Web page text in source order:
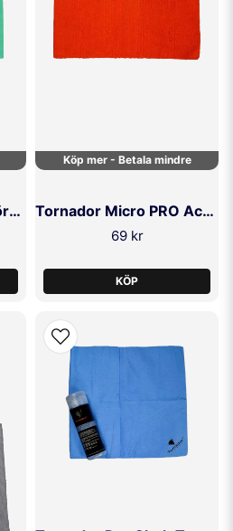
Tornador Cabin Interiörduk
Köp mer - Betala mindre
Tornador Micro PRO Active-Towel
69 kr
KÖP